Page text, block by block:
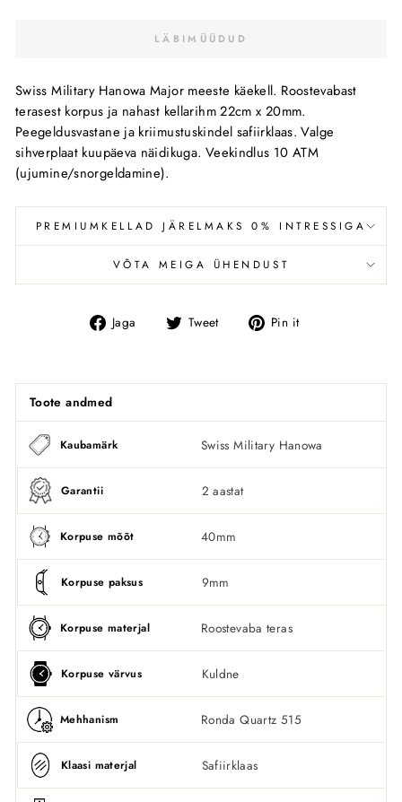
LÄBIMÜÜDUD
Swiss Military Hanowa Major meeste käekell. Roostevabast
terasest korpus ja nahast kellarihm 22cm x 20mm.
Peegeldusvastane ja kriimustuskindel safiirklaas. Valge
sihverplaat kuupäeva näidikuga. Veekindlus 10 ATM
(ujumine/snorgeldamine).
PREMIUMKELLAD JÄRELMAKS 0% INTRESSIGA
VÕTA MEIGA ÜHENDUST
Jaga
Jaga
Tweet Tweet Pin it
Toote andmed
Kaubamärk Swiss Military Hanowa
Garantii 2 aastat
Korpuse mõõt 40mm
Korpuse paksus 9mm
Korpuse materjal Roostevaba teras
Korpuse värvus Kuldne
Mehhanism Ronda Quartz 515
Klaasi materjal Safiirklaas